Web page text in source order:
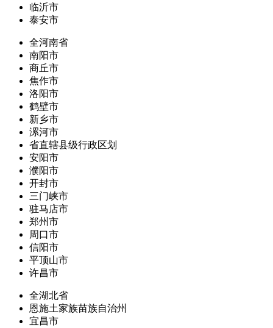
临沂市
泰安市
全河南省
南阳市
商丘市
焦作市
洛阳市
鹤壁市
新乡市
漯河市
省直辖县级行政区划
安阳市
濮阳市
开封市
三门峡市
驻马店市
郑州市
周口市
信阳市
平顶山市
许昌市
全湖北省
恩施土家族苗族自治州
宜昌市